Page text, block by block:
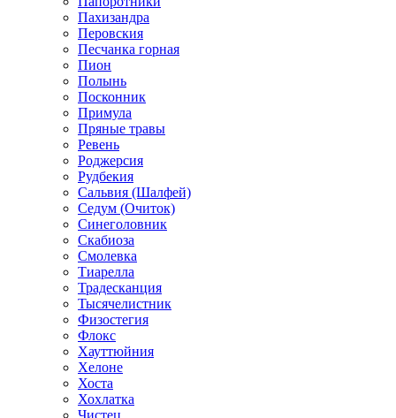
Пахизандра
Перовския
Песчанка горная
Пион
Полынь
Посконник
Примула
Пряные травы
Ревень
Роджерсия
Рудбекия
Сальвия (Шалфей)
Седум (Очиток)
Синеголовник
Скабиоза
Смолевка
Тиарелла
Традесканция
Тысячелистник
Физостегия
Флокс
Хауттюйния
Хелоне
Хоста
Хохлатка
Чистец